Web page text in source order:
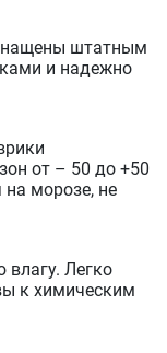
штатным
и надежно
от – 50 до +50
на морозе, не
Легко
к химическим